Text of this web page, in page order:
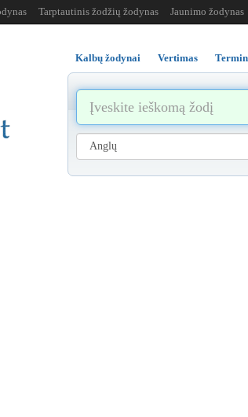
Tarptautinis žodžių žodynas Jaunimo žodynas
Kalbų žodynai Vertimas